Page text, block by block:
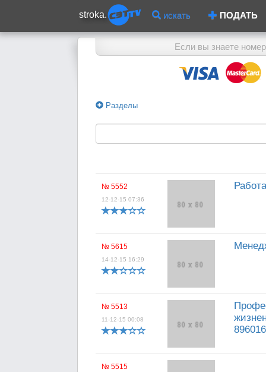
stroka. искать ПОДАТЬ
Если вы знаете
Разделы
№ 5552
12-12-15 07:36
№ 5615
14-12-15 16:29
№ 5513
11-12-15 00:08
№ 5515